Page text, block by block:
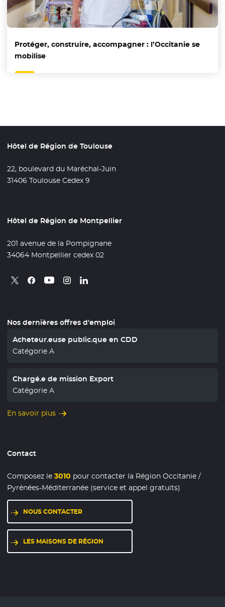
Protéger, construire, accompagner : l’Occitanie se
mobilise
Hôtel de Région de Toulouse
22, boulevard du Maréchal-Juin
31406 Toulouse Cedex 9
Hôtel de Région de Montpellier
201 avenue de la Pompignane
34064 Montpellier cedex 02
Retrouvez nous sur X
- Nouvelle fenêtre
Retrouvez nous sur Facebook
- Nouvelle fenêtre
Retrouvez nous sur Youtube
- Nouvelle fenêtre
Retrouvez nous sur Instagram
- Nouvelle fenêtre
Retrouvez nous sur Linkedin
- Nouvelle fenêtre
Nos dernières offres d'emploi
Acheteur.euse public.que en CDD
Catégorie A
Chargé.e de mission Export
Catégorie A
En savoir plus
Contact
Composez le3010 pour contacter la Région Occitanie /
Pyrénées-Méditerranée (service et appel gratuits)
NOUS CONTACTER
LES MAISONS DE RÉGION